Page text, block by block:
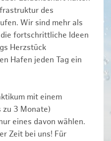
des
Wir sind mehr als
fortschrittliche Ideen
Herzstück
Hafen jeden Tag ein
mit einem
3 Monate)
eines davon wählen.
Zeit bei uns! Für